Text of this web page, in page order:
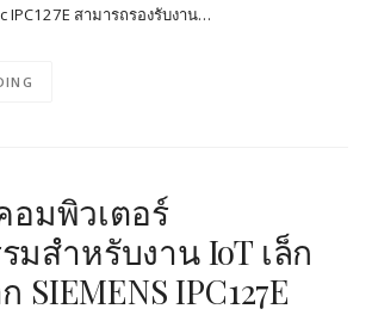
IPC127E สามารถรองรับงาน…
อมพิวเตอร์
มสำหรับงาน IoT เล็ก
SIEMENS IPC127E